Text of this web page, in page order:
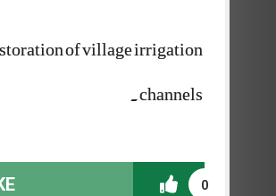
of village irrigation
channels.
0